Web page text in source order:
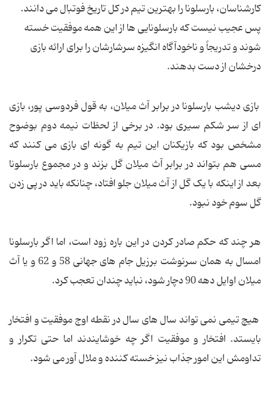
کارشناسان، بارسلونا را بهترین تیم در کل تاریخ فوتبال می دانند.
پس عجیب نیست که بارسلونایی ها از این همه موفقیت خسته
شوند و تدریجاً و ناخودآگاه انگیزه سرشارشان را برای ارائه بازی
درخشان از دست بدهند.
بازی دیشب بارسلونا در برابر آث میلان، به قول فردوسی پور، بازی
ای از سر شکم سیری بود. در برخی از لحظات نیمه دوم بوضوح
مشخص بود که بازیکنان این تیم به گونه ای بازی می کنند که
مسی هم بتواند در برابر آث میلان گل بزند و در مجموع بارسلونا
بعد از اینکه با یک گل از آث میلان جلو افتاد، چنانکه باید در پی زدن
گل سوم خود نبود.
هر چند که حکم صادر کردن در این باره زود است، اما اگر بارسلونا
امسال به همان سرنوشت برزیل جام های جهانی 58 و 62 و یا آث
میلان اوایل دهه 90 دچار شود، نباید چندان تعجب کرد.
هیچ تیمی نمی تواند سال های سال در نقطه اوج موفقیت و افتخار
بایستد. افتخار و موفقیت اگر چه خوشایندند اما حتی تکرار و
تداومش این امور جذاب نیز خسته کننده و ملال آور می شود.